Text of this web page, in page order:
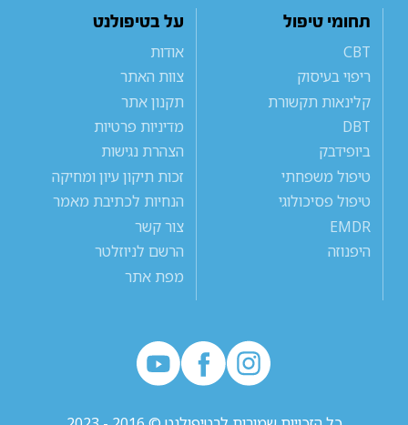
תחומי טיפול
CBT
ריפוי בעיסוק
קלינאות תקשורת
DBT
ביופידבק
טיפול משפחתי
טיפול פסיכולוגי
EMDR
היפנוזה
על בטיפולנט
אודות
צוות האתר
תקנון אתר
מדיניות פרטיות
הצהרת נגישות
זכות תיקון עיון ומחיקה
הנחיות לכתיבת מאמר
צור קשר
הרשם לניוזלטר
מפת אתר